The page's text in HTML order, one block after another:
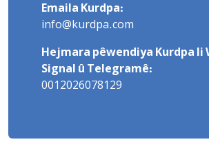
Emaila Kurdpa:
info@kurdpa.com
Hejmara pêwendiya Kurdpa li
Signal û Telegramê:
0012026078129